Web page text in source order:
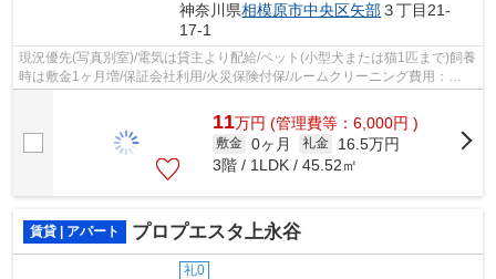
神奈川県相模原市中央区矢部３丁目21-
17-1
現況優先(写真別室)/電気は貸主より配給/ペット(小型犬または猫1匹まで)飼養
時は敷金1ヶ月増/保証会社利用/火災保険付保/ルームクリーニング費用：
11万円 (管理費等：6,000円 )
敷金 0ヶ月 礼金
16.5万円
3階 / 1LDK / 45.52㎡
賃貸 | アパート プロプエスタ上永谷
礼0